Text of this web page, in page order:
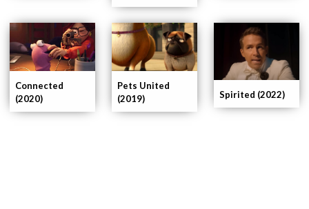
Spirited (2022)
Pets United
(2019)
Connected
(2020)